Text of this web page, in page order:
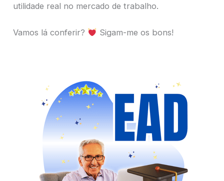
utilidade real no mercado de trabalho.
Vamos lá conferir? Sigam-me os bons!